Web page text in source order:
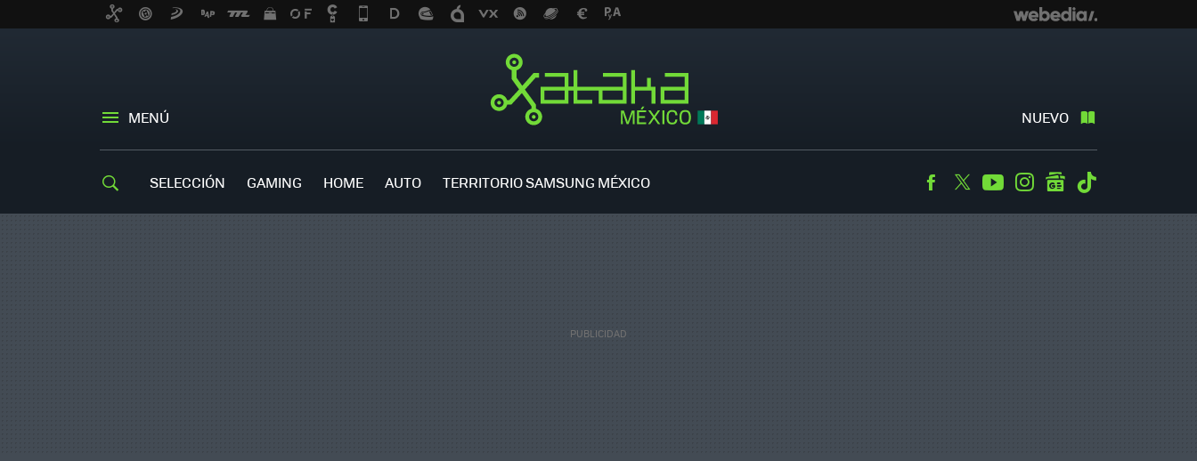
MENÚ NUEVO
SELECCIÓN GAMING HOME AUTO TERRITORIO SAMSUNG MÉXICO Facebook
TwitterYoutubeInstagramgooglenews